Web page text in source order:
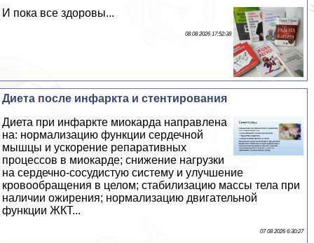
И пока все здоровы...
08 08 2026 17:52:38
Диета после инфаркта и стентирования
Диета при инфаркте миокарда направлена
на: нормализацию функции сердечной
мышцы и ускорение репаративных
процессов в миокарде; снижение нагрузки
на сердечно-сосудистую систему и улучшение
кровообращения в целом; стабилизацию массы тела при
наличии ожирения; нормализацию двигательной
функции ЖКТ...
07 08 2026 6:30:27